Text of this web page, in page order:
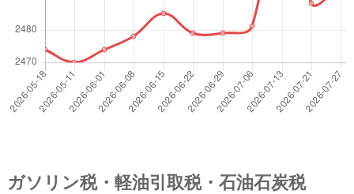
ガソリン税・軽油引取税・石油石炭税